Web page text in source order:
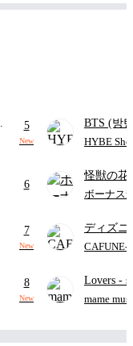
5
New
BTS (방
HYBE
6
怪獣の
ードパー
ボーナス
7
New
ディズ
レー-
ード有)
CAFUNE-
8
New
Lovers -
ト)
mame